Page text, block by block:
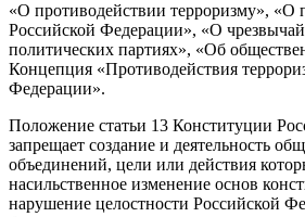
«О противодействии терроризму», «О
Российской Федерации», «О
политических партиях», «Об
Концепция «Противодействия
Федерации».
Положение статьи 13 Конституции
запрещает создание и деятельность
объединений, цели или действия
насильственное изменение основ
нарушение целостности Российской